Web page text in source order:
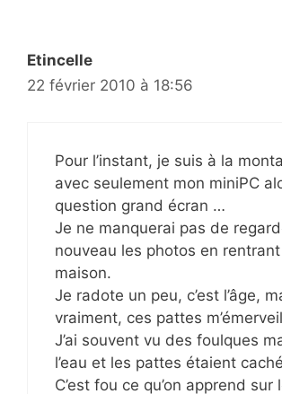
Etincelle
22 février 2010 à 18:56
Pour l’instant, je suis à la
avec seulement mon miniPC
question grand écran …
Je ne manquerai pas de
nouveau les photos en
maison.
Je radote un peu, c’est l’âge,
vraiment, ces pattes
J’ai souvent vu des foulques
l’eau et les pattes étaient
C’est fou ce qu’on apprend sur